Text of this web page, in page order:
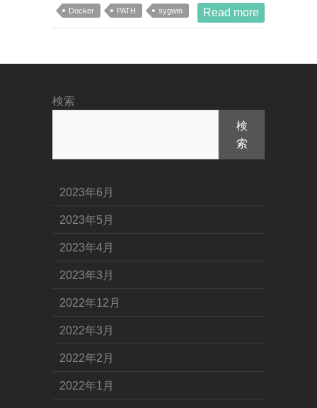
Docker PATH sygwin Read more
検索
検
索
2023年6月
2023年5月
2023年4月
2023年3月
2022年12月
2022年3月
2022年2月
2022年1月